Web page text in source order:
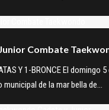
Combate
Y 1-BRONCE El domingo
de la mar bella de…